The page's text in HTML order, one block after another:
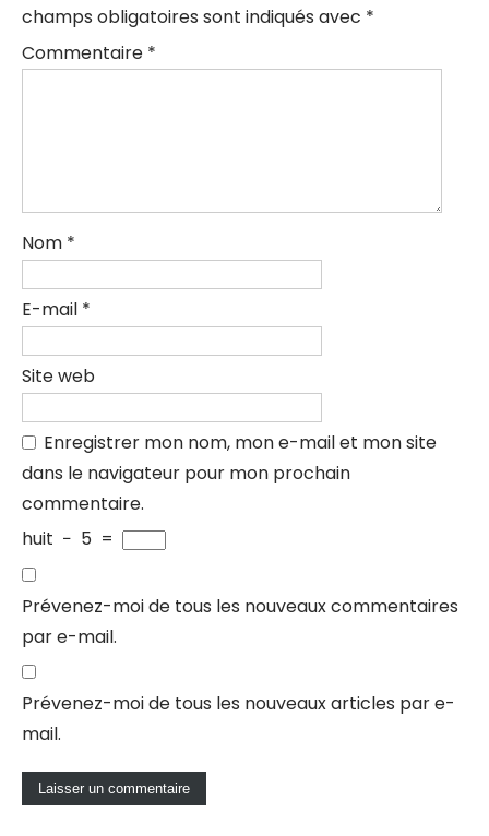
champs obligatoires sont indiqués avec *
Commentaire *
Nom *
E-mail *
Site web
Enregistrer mon nom, mon e-mail et mon site
dans le navigateur pour mon prochain
commentaire.
huit − 5 =
Prévenez-moi de tous les nouveaux commentaires
par e-mail.
Prévenez-moi de tous les nouveaux articles par e-
mail.